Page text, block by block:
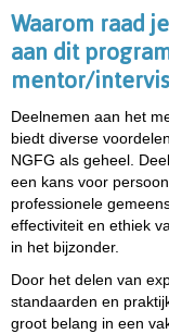
Waarom raad
aan dit
mentor/
Deelnemen aan het
biedt diverse
NGFG als geheel.
een kans voor
professionele
effectiviteit en ethiek
in het bijzonder.
Door het delen van
standaarden en
groot belang in een